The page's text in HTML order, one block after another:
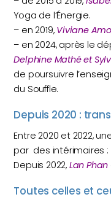
Yoga de l’Énergie.
– en 2019, Viviane
– en 2024, après le
Delphine Mathé et
de poursuivre
du Souffle.
Depuis 2020 :
Entre 2020 et 2022,
par des intérimaires :
Depuis 2022, Lan Phan
Toutes celles et